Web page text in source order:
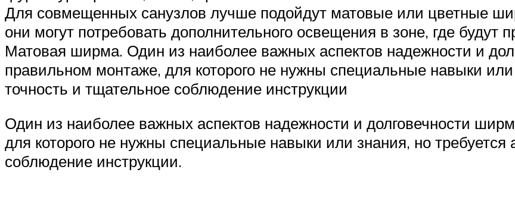
Для совмещенных санузлов лучше подойдут матовые или цветные
они могут потребовать дополнительного освещения в зоне, где будут
Матовая ширма. Один из наиболее важных аспектов надежности и
правильном монтаже, для которого не нужны специальные навыки или
точность и тщательное соблюдение инструкции
Один из наиболее важных аспектов надежности и долговечности
для которого не нужны специальные навыки или знания, но требуется
соблюдение инструкции.